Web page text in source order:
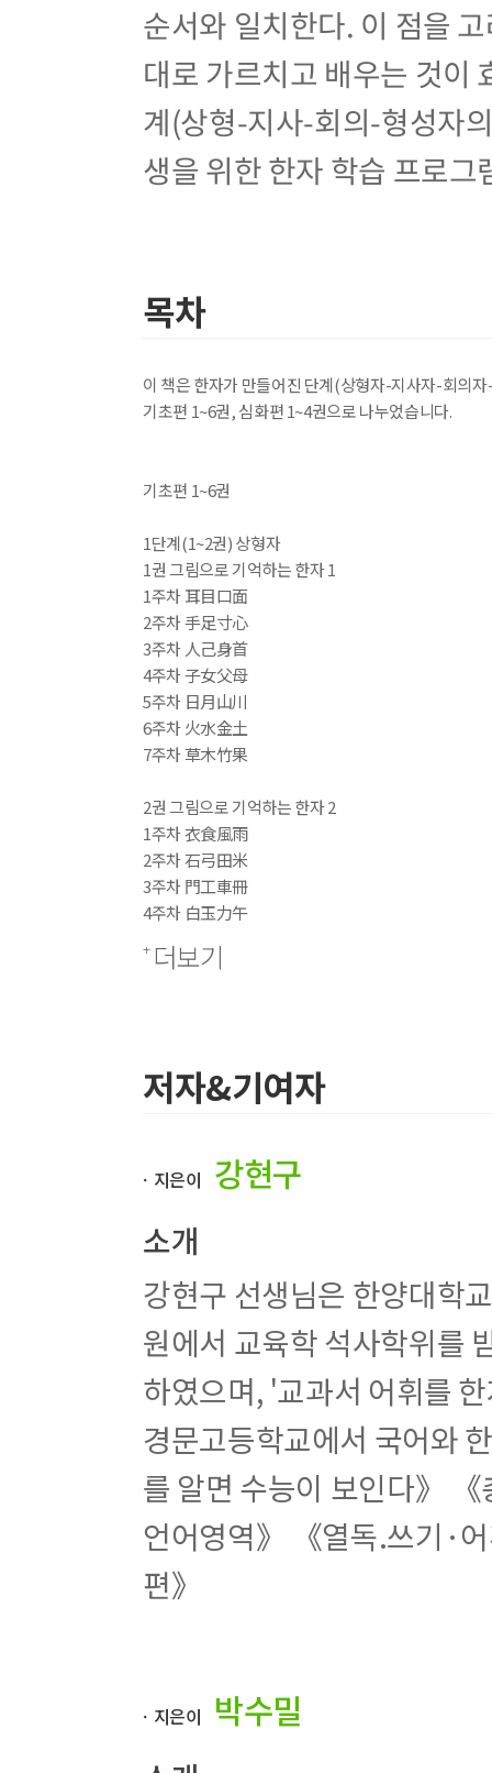
순서와 일치한다. 이 점을
대로 가르치고 배우는 것이
계(상형-지사-회의-형성자
생을 위한 한자 학습 프로그
목차
이 책은 한자가 만들어진 단계(상형자-지사자-회의
기초편 1~6권, 심화편 1~4권으로 나누었습니다.
기초편 1~6권
1단계(1~2권) 상형자
1권 그림으로 기억하는 한자 1
1주차 耳目口面
2주차 手足寸心
3주차 人己身首
4주차 子女父母
5주차 日月山川
6주차 火水金土
7주차 草木竹果
2권 그림으로 기억하는 한자 2
1주차 衣食風雨
2주차 石弓田米
3주차 門工車冊
4주차 白玉力午
6주차 犬馬牛羊
2단계(3~4권) 지사자
3권 – 상징으로 기억하는 한자 1
3주차 上京高下
5주차 內外本末
6주차 行止去來
7주차 出入不可
4권 – 상징으로 기억하는 한자 2
1주차 生長老少
2주차 永久至交
3주차 天才王立
4주차 中文事典
6주차 方正太平
7주차 東西南北
3단계(5~6권) 회의자
3주차 兄弟家族
4주차 信義友好
더보기
저자&기여자
ㆍ지은이 강현구
소개
강현구 선생님은 한양대학
원에서 교육학 석사학위를
하였으며, '교과서 어휘를
경문고등학교에서 국어와
를 알면 수능이 보인다》
언어영역》 《열독.쓰기·
편》
ㆍ지은이 박수밀